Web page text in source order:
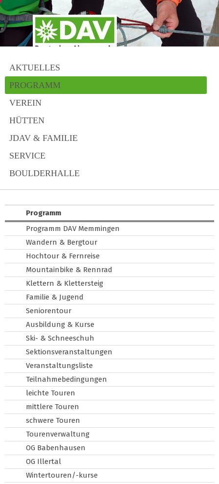
AKTUELLES
PROGRAMM
VEREIN
HÜTTEN
JDAV & FAMILIE
SERVICE
BOULDERHALLE
Programm
Programm DAV Memmingen
Wandern & Bergtour
Hochtour & Fernreise
Mountainbike & Rennrad
Klettern & Klettersteig
Familie & Jugend
Seniorentour
Ausbildung & Kurse
Ski- & Schneeschuh
Sektionsveranstaltungen
Veranstaltungsliste
Teilnahmebedingungen
leichte Touren
mittlere Touren
schwere Touren
Tourenverwaltung
OG Babenhausen
OG Illertal
Wintertouren/-kurse